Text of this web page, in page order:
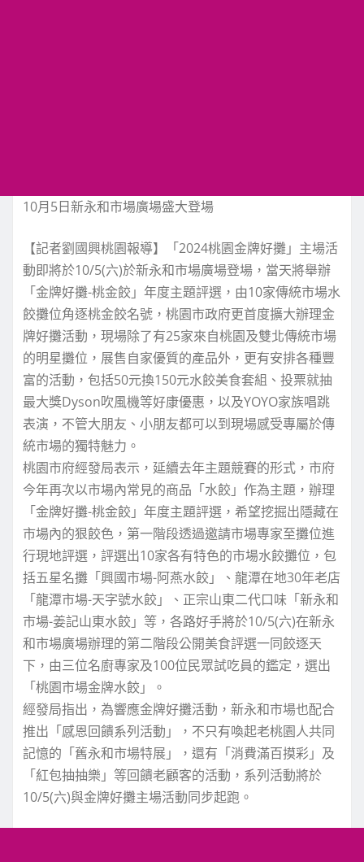
10月5日新永和市場廣場盛大登場
【記者劉國興桃園報導】「2024桃園金牌好攤」主場活
動即將於10/5(六)於新永和市場廣場登場，當天將舉辦
「金牌好攤-桃金餃」年度主題評選，由10家傳統市場水
餃攤位角逐桃金餃名號，桃園市政府更首度擴大辦理金
牌好攤活動，現場除了有25家來自桃園及雙北傳統市場
的明星攤位，展售自家優質的產品外，更有安排各種豐
富的活動，包括50元換150元水餃美食套組、投票就抽
最大獎Dyson吹風機等好康優惠，以及YOYO家族唱跳
表演，不管大朋友、小朋友都可以到現場感受專屬於傳
統市場的獨特魅力。
桃園市府經發局表示，延續去年主題競賽的形式，市府
今年再次以市場內常見的商品「水餃」作為主題，辦理
「金牌好攤-桃金餃」年度主題評選，希望挖掘出隱藏在
市場內的狠餃色，第一階段透過邀請市場專家至攤位進
行現地評選，評選出10家各有特色的市場水餃攤位，包
括五星名攤「興國市場-阿燕水餃」、龍潭在地30年老店
「龍潭市場-天字號水餃」、正宗山東二代口味「新永和
市場-姜記山東水餃」等，各路好手將於10/5(六)在新永
和市場廣場辦理的第二階段公開美食評選一同餃逐天
下，由三位名廚專家及100位民眾試吃員的鑑定，選出
「桃園市場金牌水餃」。
經發局指出，為響應金牌好攤活動，新永和市場也配合
推出「感恩回饋系列活動」，不只有喚起老桃園人共同
記憶的「舊永和市場特展」，還有「消費滿百摸彩」及
「紅包抽抽樂」等回饋老顧客的活動，系列活動將於
10/5(六)與金牌好攤主場活動同步起跑。